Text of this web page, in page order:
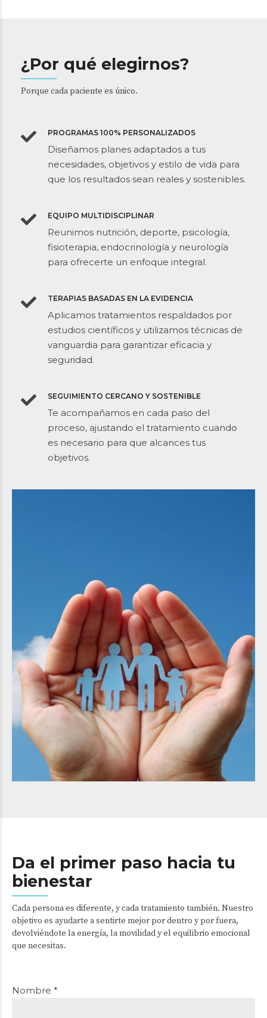
¿Por qué elegirnos?
Porque cada paciente es único.
PROGRAMAS 100% PERSONALIZADOS
Diseñamos planes adaptados a tus
necesidades, objetivos y estilo de vida para
que los resultados sean reales y sostenibles.
EQUIPO MULTIDISCIPLINAR
Reunimos nutrición, deporte, psicología,
fisioterapia, endocrinología y neurología
para ofrecerte un enfoque integral.
TERAPIAS BASADAS EN LA EVIDENCIA
Aplicamos tratamientos respaldados por
estudios científicos y utilizamos técnicas de
vanguardia para garantizar eficacia y
seguridad.
SEGUIMIENTO CERCANO Y SOSTENIBLE
Te acompañamos en cada paso del
proceso, ajustando el tratamiento cuando
es necesario para que alcances tus
objetivos.
Da el primer paso hacia tu
bienestar
Cada persona es diferente, y cada tratamiento también. Nuestro
objetivo es ayudarte a sentirte mejor por dentro y por fuera,
devolviéndote la energía, la movilidad y el equilibrio emocional
que necesitas.
Nombre *